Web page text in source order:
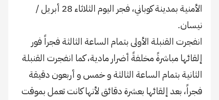
الأمنية بمدينة كوباني، فجر اليوم الثلاثاء 28 أبريل /
نيسان.
انفجرت القنبلة الأولى بتمام الساعة الثالثة فجراً فور
إلقائها مباشرةً مخلفةً أضرار مادية، كما انفجرت القنبلة
الثانية بتمام الساعة الثالثة و خمس و أربعون دقيقة
فجراً، بعد إلقائها بعشرة دقائق لأنها كانت تعمل بموقت